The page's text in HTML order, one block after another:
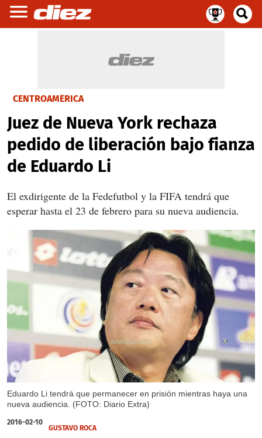
CENTROAMÉRICA
Juez de Nueva York rechaza
pedido de liberación bajo fianza
de Eduardo Li
El exdirigente de la Fedefutbol y la FIFA tendrá que
esperar hasta el 23 de febrero para su nueva audiencia.
Eduardo Li tendrá que permanecer en prisión mientras haya una
nueva audiencia. (FOTO: Diario Extra)
X
2016-02-10
GUSTAVO ROCA